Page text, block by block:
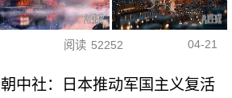
阅读 52252 04-21
朝中社：日本推动军国主义复活